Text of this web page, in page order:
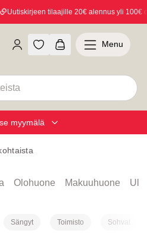
Uutiskirjeen tilaajille 20€ alennus yli 100€
myymälä
Menu
Olohuone Makuuhuone
Sängyt Toimisto Sohvat